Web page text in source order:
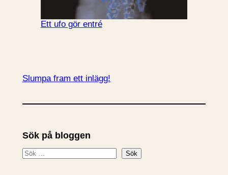
Ett ufo gör entré
Slumpa fram ett inlägg!
Sök på bloggen
S
Sök